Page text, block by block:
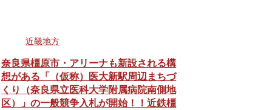
近畿地方
奈良県橿原市・アリーナも新設される構
想がある「（仮称）医大新駅周辺まちづ
くり（奈良県立医科大学附属病院南側地
区）」の一般競争入札が開始！！近鉄橿